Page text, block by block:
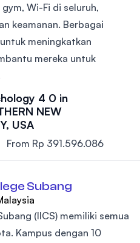
Wi-Fi di seluruh,
keamanan. Berbagai
meningkatkan
mereka untuk
4 0 in
NEW
USA
From Rp 391.596.086
Subang
(IICS) memiliki semua
Kampus dengan 10